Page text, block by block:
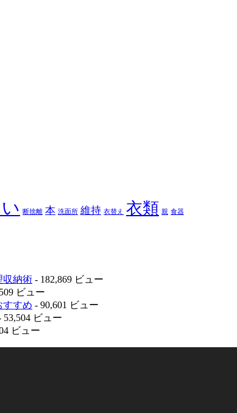
断捨離 本 洗面所 維持 衣替え 衣類 親 食器
収納術 - 182,869 ビュー
ビュー
すめ - 90,601 ビュー
53,504 ビュー
ビュー